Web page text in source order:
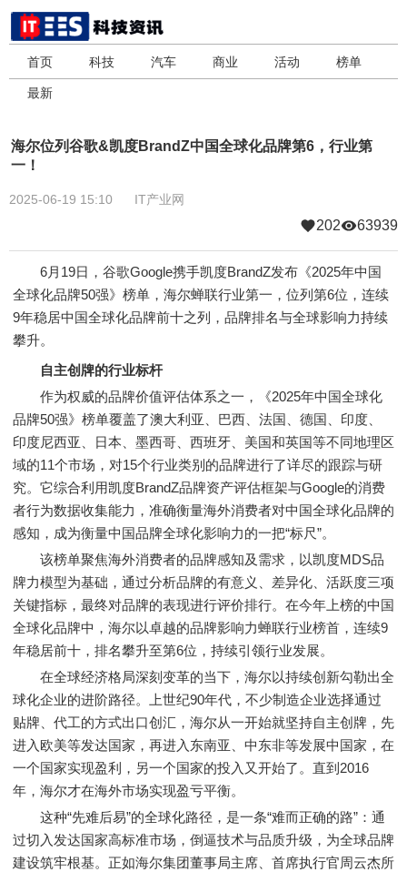
首页 科技 汽车 商业 活动 榜单
最新
海尔位列谷歌&凯度BrandZ中国全球化品牌第6，行业第
一！
2025-06-19 15:10 IT产业网
202 63939
6月19日，谷歌Google携手凯度BrandZ发布《2025年中国
全球化品牌50强》榜单，海尔蝉联行业第一，位列第6位，连续
9年稳居中国全球化品牌前十之列，品牌排名与全球影响力持续
攀升。
自主创牌的行业标杆
作为权威的品牌价值评估体系之一，《2025年中国全球化
品牌50强》榜单覆盖了澳大利亚、巴西、法国、德国、印度、
印度尼西亚、日本、墨西哥、西班牙、美国和英国等不同地理区
域的11个市场，对15个行业类别的品牌进行了详尽的跟踪与研
究。它综合利用凯度BrandZ品牌资产评估框架与Google的消费
者行为数据收集能力，准确衡量海外消费者对中国全球化品牌的
感知，成为衡量中国品牌全球化影响力的一把“标尺”。
该榜单聚焦海外消费者的品牌感知及需求，以凯度MDS品
牌力模型为基础，通过分析品牌的有意义、差异化、活跃度三项
关键指标，最终对品牌的表现进行评价排行。在今年上榜的中国
全球化品牌中，海尔以卓越的品牌影响力蝉联行业榜首，连续9
年稳居前十，排名攀升至第6位，持续引领行业发展。
在全球经济格局深刻变革的当下，海尔以持续创新勾勒出全
球化企业的进阶路径。上世纪90年代，不少制造企业选择通过
贴牌、代工的方式出口创汇，海尔从一开始就坚持自主创牌，先
进入欧美等发达国家，再进入东南亚、中东非等发展中国家，在
一个国家实现盈利，另一个国家的投入又开始了。直到2016
年，海尔才在海外市场实现盈亏平衡。
这种“先难后易”的全球化路径，是一条“难而正确的路”：通
过切入发达国家高标准市场，倒逼技术与品质升级，为全球品牌
建设筑牢根基。正如海尔集团董事局主席、首席执行官周云杰所